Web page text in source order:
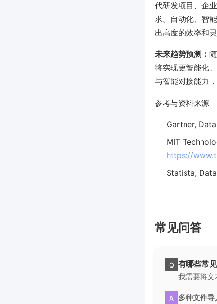
代研发项目、企
求。自动化、智
出高度的效率和
未来趋势预测：
将实现更智能化
与智能对接能力
参考与资料来源
Gartner,
MIT
https://
Statista,
常见问答
Q 有哪些常
我需要将文
A 多种文件